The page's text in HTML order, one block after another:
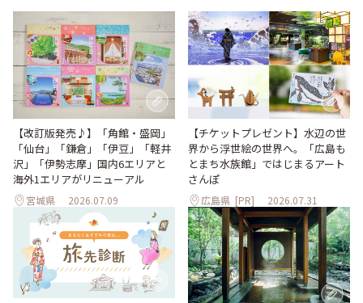
【改訂版発売♪】「角館・盛岡」
「仙台」「鎌倉」「伊豆」「軽井
沢」「伊勢志摩」国内6エリアと
海外1エリアがリニューアル
宮城県 2026.07.09
【チケットプレゼント】水辺の世
界から浮世絵の世界へ。「広島も
とまち水族館」ではじまるアート
さんぽ
広島県 [PR] 2026.07.31